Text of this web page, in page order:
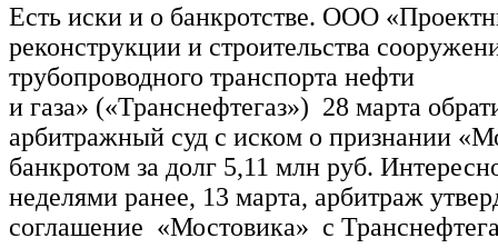
Есть иски и о банкротстве. ООО
реконструкции и строительства
трубопроводного транспорта нефти
и газа» («Транснефтегаз») 28 марта
арбитражный суд с иском о признании
банкротом за долг 5,11 млн руб.
неделями ранее, 13 марта, арбитраж
соглашение «Мостовика» с